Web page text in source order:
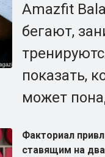
Amazfit
бегают,
показать,
может
Факториал
ставящим на